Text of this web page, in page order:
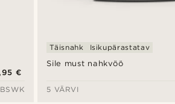
€
BSWK
Sile must nahkvöö
Täisnahk Isikupärastatav
5 VÄRVI